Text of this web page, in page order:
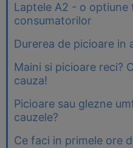
Laptele A2 - o
consumatorilor
Durerea de picioare in
Maini si picioare reci?
cauza!
Picioare sau glezne
cauzele?
Ce faci in primele ore